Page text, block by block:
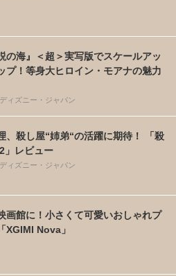
の海』＜超＞実写版でスケールアッ
プ！等身大ヒロイン・モアナの魅力
ィズニー・ジャパン
、殺し屋“姉弟“の活躍に期待！ 「殺
」レビュー
ィズニー・ジャパン
画館に！小さくて可愛いおしゃれプ
XGIMI Nova」